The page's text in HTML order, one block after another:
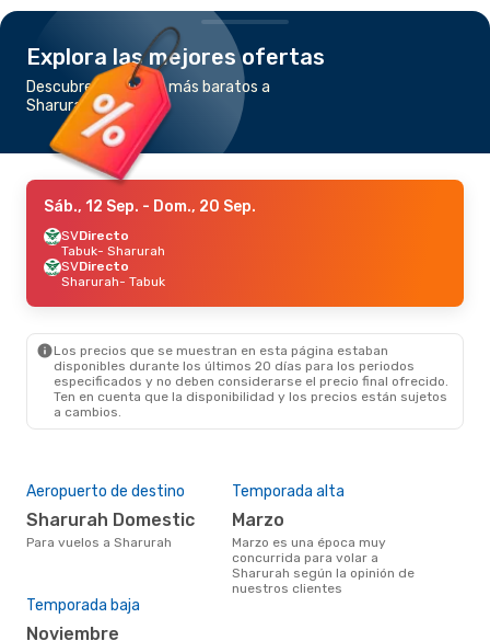
Explora las mejores ofertas
Descubre los vuelos más baratos a
Sharurah
Sáb., 12 Sep. - Dom., 20 Sep.
SVDirecto
Tabuk- Sharurah
SVDirecto
Sharurah- Tabuk
Los precios que se muestran en esta página estaban
disponibles durante los últimos 20 días para los periodos
especificados y no deben considerarse el precio final ofrecido.
Ten en cuenta que la disponibilidad y los precios están sujetos
a cambios.
Aeropuerto de destino
Sharurah Domestic
Para vuelos a Sharurah
Temporada alta
marzo
marzo es una época muy
concurrida para volar a
Sharurah según la opinión de
nuestros clientes
Temporada baja
noviembre